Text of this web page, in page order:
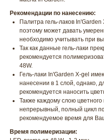
Рекомендации по нанесению:
Палитра гель-лаков
поэтому может давать
необходимо учитывать при
Так как данные гель-лаки
рекомендуется
48W.
Гель-лаки In'Garden X-gel
нанесении в 1 слой, однако,
рекомендуется наносить
Также каждому слою
непрерывный, полный цикл
рекомендуемое время для
Время полимеризации: